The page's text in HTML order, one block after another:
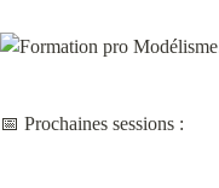
📅 Prochaines sessions :